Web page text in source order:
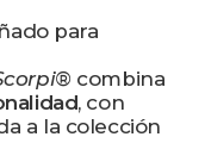
para
combina
, con
a la colección